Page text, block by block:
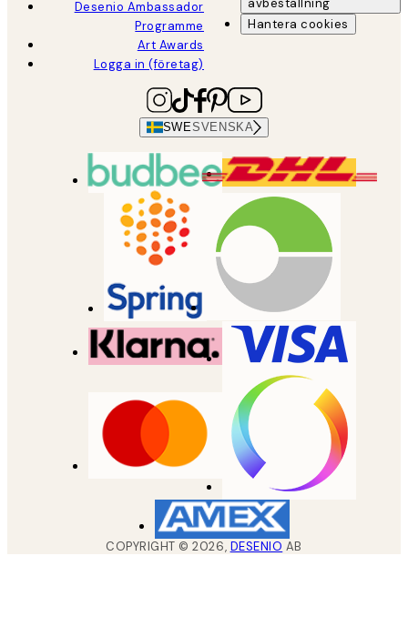
Desenio Ambassador
Programme
Art Awards
Logga in (företag)
avbeställning
Hantera cookies
SWESVENSKA
COPYRIGHT ©2026, DESENIO AB